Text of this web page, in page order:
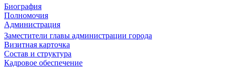
Биография
Полномочия
Администрация
Заместители главы администрации города
Визитная карточка
Состав и структура
Кадровое обеспечение